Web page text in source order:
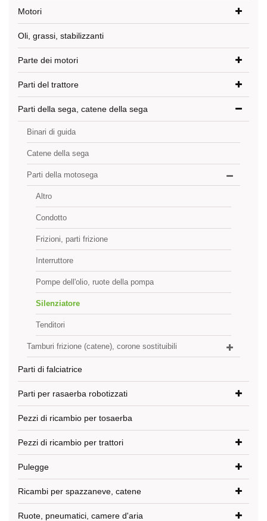
Motori
Oli, grassi, stabilizzanti
Parte dei motori
Parti del trattore
Parti della sega, catene della sega
Binari di guida
Catene della sega
Parti della motosega
Altro
Condotto
Frizioni, parti frizione
Interruttore
Pompe dell'olio, ruote della pompa
Silenziatore
Tenditori
Tamburi frizione (catene), corone sostituibili
Parti di falciatrice
Parti per rasaerba robotizzati
Pezzi di ricambio per tosaerba
Pezzi di ricambio per trattori
Pulegge
Ricambi per spazzaneve, catene
Ruote, pneumatici, camere d'aria